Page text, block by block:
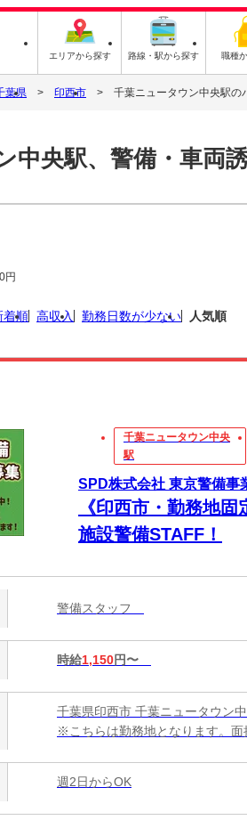
エリアから探す 路線・駅から探す 職種
葉県 印西市 千葉ニュータウン中央駅の
中央駅、警備・車両
円
着順 高収入 勤務日数が少ない 人気順
千葉ニュータウン中央
駅
SPD株式会社 東京警備事
《印西市・勤務地
施設警備STAFF！
警備スタッフ
時給1,150円〜
千葉県印西市 千葉ニュータウン
※こちらは勤務地となります。面
週2日からOK